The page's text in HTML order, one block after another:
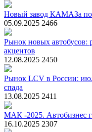
Новый завод КАМАЗа
05.09.2025 2466
Рынок новых автобусов:
акцентов
12.08.2025 2450
Рынок LCV в России:
спада
13.08.2025 2411
МАК -2025. Автобизнес
16.10.2025 2307